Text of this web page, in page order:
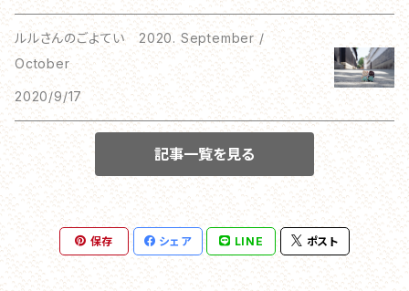
ルルさんのごよてい 2020. September /
October
2020/9/17
記事一覧を見る
保存 シェア LINE ポスト